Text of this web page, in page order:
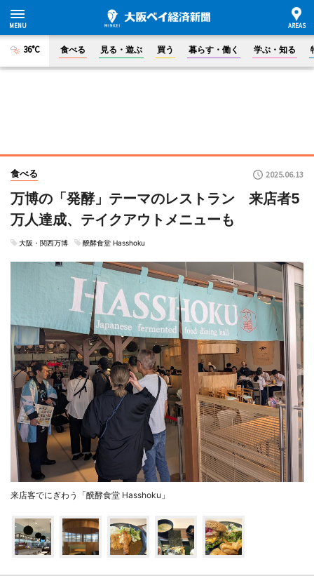
36°C 食べる 見る・遊ぶ 買う 暮らす・働く 学ぶ・知る
食べる 2025.06.13
万博の「発酵」テーマのレストラン 来店者5
万人達成、テイクアウトメニューも
大阪・関西万博 醗酵食堂 Hasshoku
来店客でにぎわう「醗酵食堂 Hasshoku」